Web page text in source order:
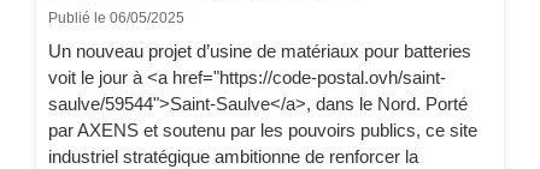
Publié le 06/05/2025
Un nouveau projet d’usine de matériaux pour batteries
voit le jour à <a href="https://code-postal.ovh/saint-
saulve/59544">Saint-Saulve</a>, dans le Nord. Porté
par AXENS et soutenu par les pouvoirs publics, ce site
industriel stratégique ambitionne de renforcer la